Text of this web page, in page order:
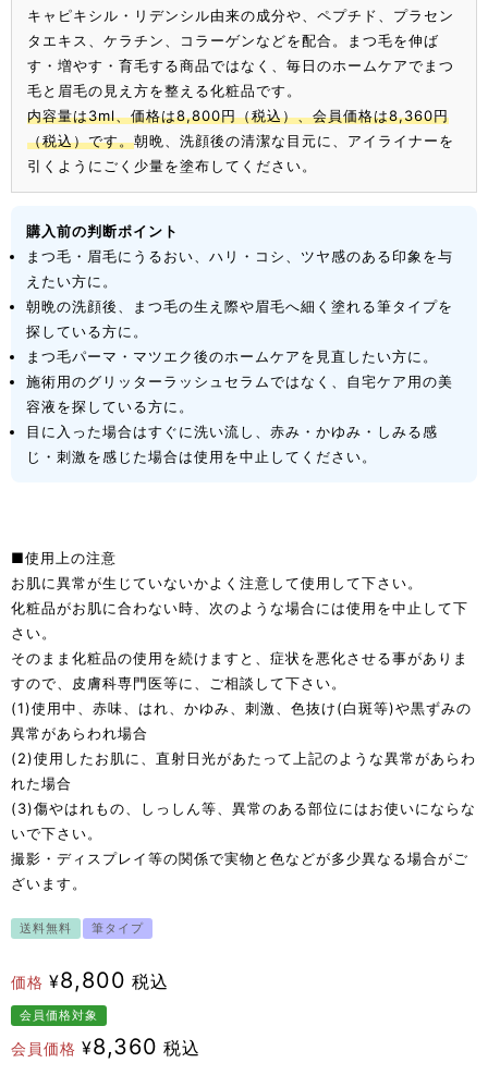
キャピキシル・リデンシル由来の成分や、ペプチド、プラセン
タエキス、ケラチン、コラーゲンなどを配合。まつ毛を伸ば
す・増やす・育毛する商品ではなく、毎日のホームケアでまつ
毛と眉毛の見え方を整える化粧品です。
内容量は3ml、価格は8,800円（税込）、会員価格は8,360円
（税込）です。朝晩、洗顔後の清潔な目元に、アイライナーを
引くようにごく少量を塗布してください。
購入前の判断ポイント
まつ毛・眉毛にうるおい、ハリ・コシ、ツヤ感のある印象を与
えたい方に。
朝晩の洗顔後、まつ毛の生え際や眉毛へ細く塗れる筆タイプを
探している方に。
まつ毛パーマ・マツエク後のホームケアを見直したい方に。
施術用のグリッターラッシュセラムではなく、自宅ケア用の美
容液を探している方に。
目に入った場合はすぐに洗い流し、赤み・かゆみ・しみる感
じ・刺激を感じた場合は使用を中止してください。
■使用上の注意
お肌に異常が生じていないかよく注意して使用して下さい。
化粧品がお肌に合わない時、次のような場合には使用を中止して下
さい。
そのまま化粧品の使用を続けますと、症状を悪化させる事がありま
すので、皮膚科専門医等に、ご相談して下さい。
(1)使用中、赤味、はれ、かゆみ、刺激、色抜け(白斑等)や黒ずみの
異常があらわれ場合
(2)使用したお肌に、直射日光があたって上記のような異常があらわ
れた場合
(3)傷やはれもの、しっしん等、異常のある部位にはお使いにならな
いで下さい。
撮影・ディスプレイ等の関係で実物と色などが多少異なる場合がご
ざいます。
送料無料 筆タイプ
価格 ¥8,800 税込
会員価格対象
会員価格 ¥8,360 税込